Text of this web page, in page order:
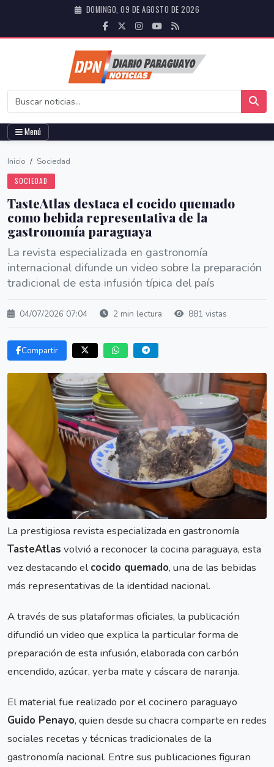
DOMINGO, 09 DE AGOSTO DE 2026
Menú
Inicio / Sociedad
SOCIEDAD
TasteAtlas destaca el cocido quemado
como bebida representativa de la
gastronomía paraguaya
La revista especializada en gastronomía
internacional difunde un video sobre la preparación
tradicional de esta infusión típica del país
04/07/2026 07:04 2 min lectura 881 vistas
Compartir
La prestigiosa revista especializada en gastronomía
TasteAtlas volvió a reconocer la cocina paraguaya, esta
vez destacando elcocido quemado, una de las bebidas
más representativas de la identidad nacional.
A través de sus plataformas oficiales, la publicación
difundió un video que explica la particular forma de
preparación de esta infusión, elaborada con carbón
encendido, azúcar, yerba mate y cáscara de naranja.
El material fue realizado por el cocinero paraguayo
Guido Penayo, quien desde su chacra comparte en redes
sociales recetas y técnicas tradicionales de la
gastronomía nacional. Entre sus publicaciones figuran